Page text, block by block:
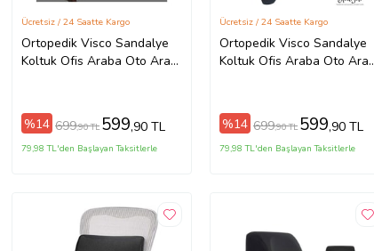
Ortopedik Visco Sandalye
Koltuk Ofis Araba Oto Araç
Ücretsiz / 24 Saatte Kargo
%14 699,90 TL 599,90 TL
79,98 TL'den Başlayan Taksitlerle
Ortopedik Visco Sandalye
Koltuk Ofis Araba Oto Araç
Ücretsiz / 24 Saatte Kargo
%14 699,90 TL 599,90 TL
79,98 TL'den Başlayan Taksitlerle